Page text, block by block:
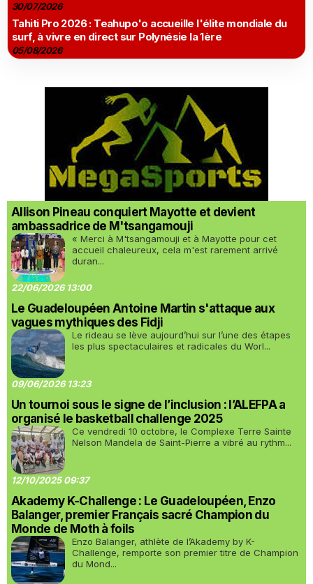
30/07/2026
Tahiti Pro 2026 : Teahupo'o accueille l'élite mondiale du
surf, à vivre en direct sur Polynésie la 1ère
05/08/2026
Allison Pineau conquiert Mayotte et devient
ambassadrice de M'tsangamouji
« Merci à M'tsangamouji et à Mayotte pour cet
accueil chaleureux, cela m'est rarement arrivé
duran...
22/06/2026 13:00
Le Guadeloupéen Antoine Martin s'attaque aux
vagues mythiques des Fidji
Le rideau se lève aujourd’hui sur l’une des étapes
les plus spectaculaires et radicales du Worl...
09/06/2026 13:23
Un tournoi sous le signe de l’inclusion : l’ALEFPA a
organisé le basketball challenge 2025
Ce vendredi 10 octobre, le Complexe Terre Sainte
Nelson Mandela de Saint-Pierre a vibré au rythm...
12/10/2025 09:37
Akademy K-Challenge : Le Guadeloupéen, Enzo
Balanger, premier Français sacré Champion du
Monde de Moth à foils
Enzo Balanger, athlète de l’Akademy by K-
Challenge, remporte son premier titre de Champion
du Mond...